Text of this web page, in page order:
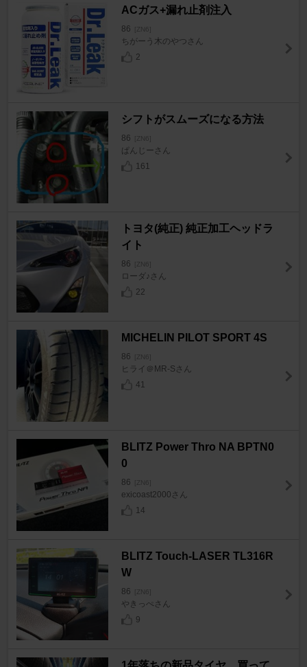
ACガス+漏れ止剤注入
86 [ZN6]
ちがーう木のやつさん
2
シフトがスムーズになる方法
86 [ZN6]
ぱんじーさん
161
トヨタ(純正) 純正加工ヘッドラ
イト
86 [ZN6]
ローダ♪さん
22
MICHELIN PILOT SPORT 4S
86 [ZN6]
ヒライ＠MR-Sさん
41
BLITZ Power Thro NA BPTN0
0
86 [ZN6]
exicoast2000さん
14
BLITZ Touch-LASER TL316R
W
86 [ZN6]
やきっぺさん
9